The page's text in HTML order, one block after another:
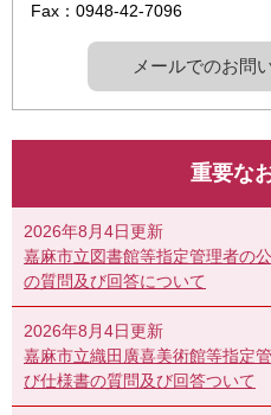
Fax：0948-42-7096
メールでのお問
重要な
2026年8月4日更新
嘉麻市立図書館等指定管理者の
の質問及び回答について
2026年8月4日更新
嘉麻市立織田廣喜美術館等指定
び仕様書の質問及び回答ついて